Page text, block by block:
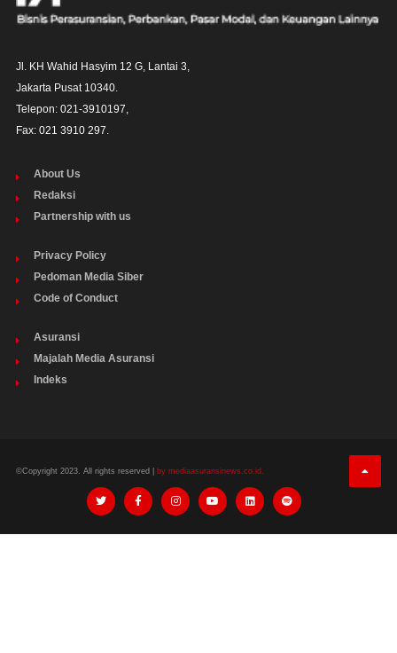
Jl. KH Wahid Hasyim 12 G, Lantai 3,
Jakarta Pusat 10340.
Telepon: 021-3910197,
Fax: 021 3910 297.
About Us
Redaksi
Partnership with us
Privacy Policy
Pedoman Media Siber
Code of Conduct
Asuransi
Majalah Media Asuransi
Indeks
©Copyright 2023. All rights reserved | by mediaasuransinews.co.id.